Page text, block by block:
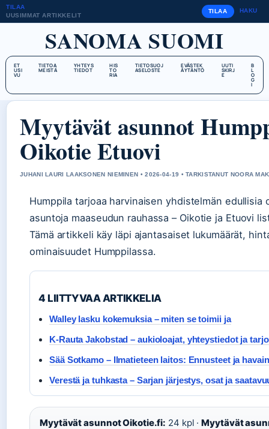
TILAA
UUSIMMAT ARTIKKELIT
TILAA HAKU
SANOMA SUOMI
ET
USI
VU
TIETOA
MEISTÄ
YHTEYS
TIEDOT
HIS
TO
RIA
TIETOSUOJ
ASELOSTE
EVÄSTEK
ÄYTÄNTÖ
UUTI
SKIRJ
E
B
L
O
G
I
Myytävät asunnot
Oikotie Etuovi
JUHANI LAURI LAAKSONEN NIEMINEN • 2026-04-19 • TARKISTANUT NOORA
Humppila tarjoaa harvinaisen yhdistelmän
asuntoja maaseudun rauhassa – Oikotie ja Etuovi
Tämä artikkeli käy läpi ajantasaiset lukumäärät,
ominaisuudet Humppilassa.
4 LIITTYVAA ARTIKKELIA
Walley lasku kokemuksia – miten se toimii ja
K-Rauta Jakobstad – aukioloajat, yhteystiedot ja
Sää Sotkamo – Ilmatieteen laitos: Ennusteet ja
Verestä ja tuhkasta – Sarjan järjestys, osat ja
Myytävät asunnot Oikotie.fi: 24 kpl ·Myytävät